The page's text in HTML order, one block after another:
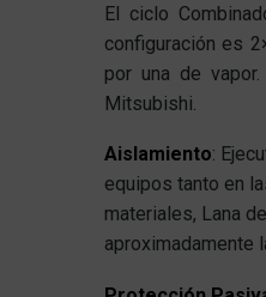
El ciclo
configuración es
por una de
Mitsubishi.
Aislamiento:
equipos tanto en
materiales, Lana
aproximadamente